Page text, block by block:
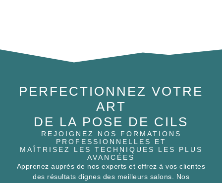
ART
DE LA POSE DE CILS
REJOIGNEZ NOS FORMATIONS
PROFESSIONNELLES ET
MAÎTRISEZ LES TECHNIQUES LES PLUS
AVANCÉES
Apprenez auprès de nos experts et offrez à vos clientes
des résultats dignes des meilleurs salons. Nos
formations sont conçues pour tous les niveaux, du